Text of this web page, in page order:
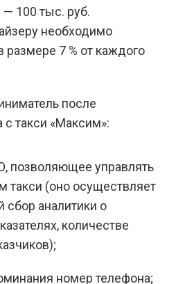
— 100 тыс. руб.
необходимо
размере 7 % от каждого
после
такси «Максим»:
позволяющее управлять
такси (оно осуществляет
сбор аналитики о
количестве
номер телефона;